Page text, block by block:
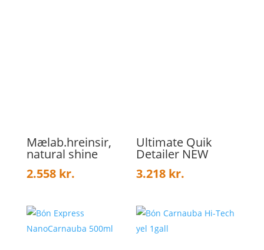
Mælab.hreinsir,
natural shine
2.558 kr.
Ultimate Quik
Detailer NEW
3.218 kr.